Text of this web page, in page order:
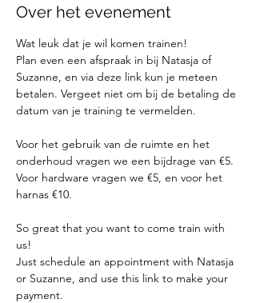
Over het evenement
Wat leuk dat je wil komen trainen!
Plan even een afspraak in bij Natasja of
Suzanne, en via deze link kun je meteen
betalen. Vergeet niet om bij de betaling de
datum van je training te vermelden.
Voor het gebruik van de ruimte en het
onderhoud vragen we een bijdrage van €5.
Voor hardware vragen we €5, en voor het
harnas €10.
So great that you want to come train with
us!
Just schedule an appointment with Natasja
or Suzanne, and use this link to make your
payment.